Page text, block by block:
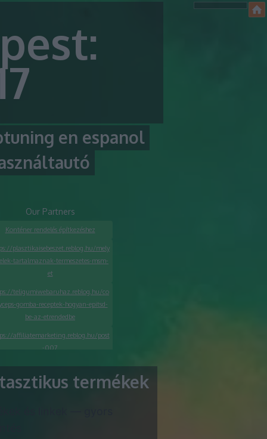
en espanol
Our Partners
Konténer rendelés építkezéshez
plasztikaisebeszet.reblog.hu/mely
tartalmaznak-termeszetes-msm-
et
teligumiwebaruhaz.reblog.hu/co
gomba-receptek-hogyan-epitsd-
be-az-etrendedbe
affiliatemarketing.reblog.hu/post
-007
https://seoagenturwien.org/mi-a-
legfontosabb-tudnivalo-a-termékek